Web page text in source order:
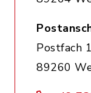
Postfach
89260